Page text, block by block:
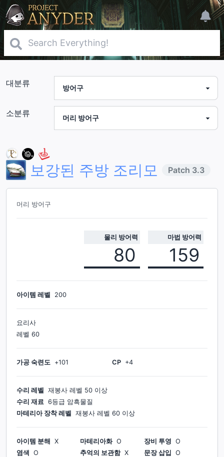
대분류
소분류
보강된 주방 조리모 Patch 3.3
머리 방어구
물리 방어력
80
마법 방어력
159
아이템 레벨 200
요리사
레벨 60
가공 숙련도 +101 CP +4
수리 레벨 재봉사 레벨 50 이상
수리 재료 6등급 암흑물질
마테리아 장착 레벨
재봉사 레벨 60 이상
아이템 분해 X 마테리아화 O 장비 투영 O
염색
O 추억의 보관함 X 문장 삽입 O